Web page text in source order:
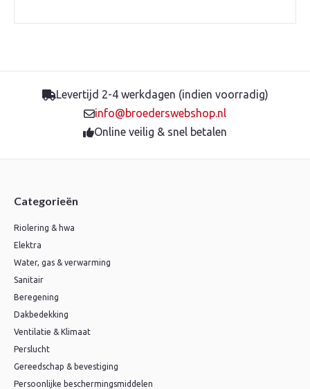
Levertijd 2-4 werkdagen (indien voorradig)
info@broederswebshop.nl
Online veilig & snel betalen
Categorieën
Riolering & hwa
Elektra
Water, gas & verwarming
Sanitair
Beregening
Dakbedekking
Ventilatie & Klimaat
Perslucht
Gereedschap & bevestiging
Persoonlijke beschermingsmiddelen